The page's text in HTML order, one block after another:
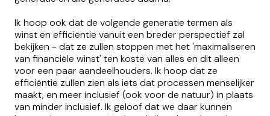
Ik hoop ook dat de volgende generatie termen als
winst en efficiëntie vanuit een breder perspectief zal
bekijken - dat ze zullen stoppen met het 'maximaliseren
van financiële winst' ten koste van alles en dit alleen
voor een paar aandeelhouders. Ik hoop dat ze
efficiëntie zullen zien als iets dat processen menselijker
maakt, en meer inclusief (ook voor de natuur) in plaats
van minder inclusief. Ik geloof dat we daar kunnen